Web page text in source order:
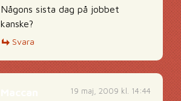
Någons sista dag på jobbet
kanske?
Svara
19 maj, 2009 kl. 14:44